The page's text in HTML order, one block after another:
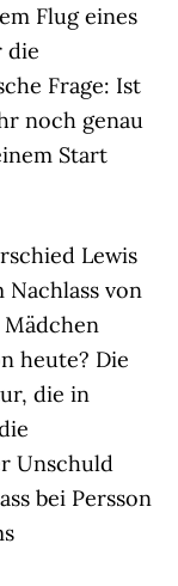
Flug eines
die
Frage: Ist
noch genau
Start
Lewis
von
Mädchen
heute? Die
die in
Unschuld
bei Persson